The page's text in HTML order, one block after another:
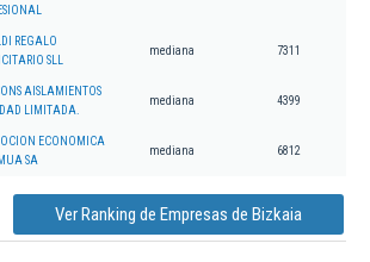
REGALO
SLL
mediana 7311
AISLAMIENTOS
LIMITADA.
mediana 4399
ECONOMICA
SA
mediana 6812
Ver Ranking de Empresas de Bizkaia